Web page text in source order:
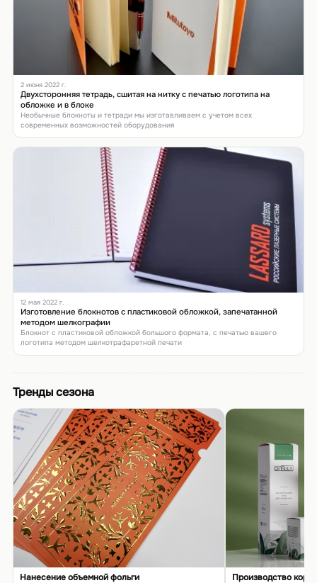
2 июня 2022 г.
Двухсторонняя тетрадь, сшитая на нитку с печатью логотипа на
обложке и в блоке
Необычные блокноты и тетради мы изготавливаем с учетом всех
современных возможностей оборудования
12 мая 2022 г.
Изготовление блокнотов с пластиковой обложкой, запечатанной
методом шелкографии
Блокнот с пластиковой обложкой большого формата, с печатью вашего
логотипа методом шелкотрафаретной печати
Тренды сезона
Нанесение объемной фольги Производство